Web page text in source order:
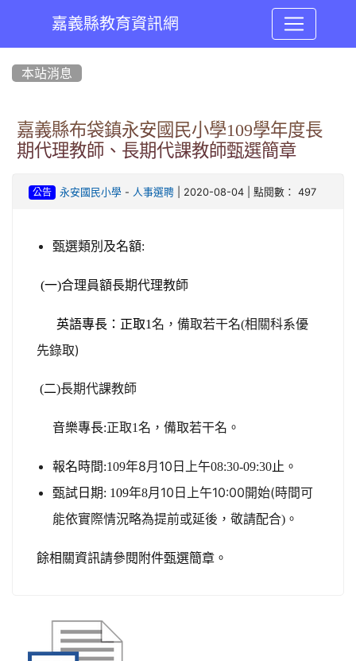
嘉義縣教育資訊網
本站消息
嘉義縣布袋鎮永安國民小學109學年度長
期代理教師、長期代課教師甄選簡章
公告 永安國民小學- 人事選聘| 2020-08-04 | 點閱數： 497
甄選類別及名額:
(一)合理員額長期代理教師
英語專長：正取1名，備取若干名(相關科系優
先錄取)
(二)長期代課教師
音樂專長:正取1名，備取若干名。
報名時間:109年8月 10 日上午08:30-09:30止。
甄試日期: 109年8月 10 日上午10:00開始(時間可
能依實際情況略為提前或延後，敬請配合) 。
餘相關資訊請參閱附件甄選簡章。